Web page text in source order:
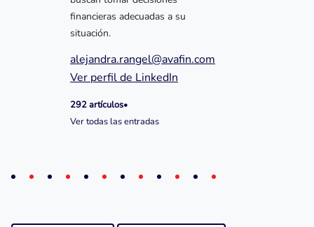
financieras adecuadas a su
situación.
alejandra.rangel@avafin.com
Ver perfil de LinkedIn
292 artículos•
Ver todas las entradas